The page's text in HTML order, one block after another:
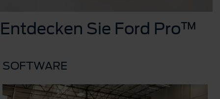
Entdecken Sie Ford Pro™
SOFTWARE